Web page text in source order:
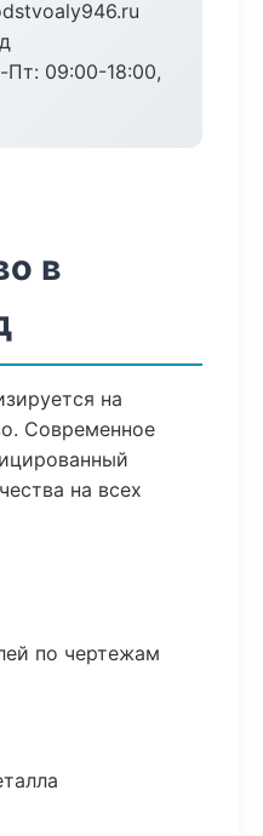
Пт: 09:00-18:00,
в
на
Современное
на всех
по чертежам